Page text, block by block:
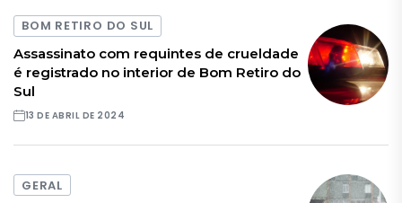
BOM RETIRO DO SUL
Assassinato com requintes de crueldade
é registrado no interior de Bom Retiro do
Sul
13 DE ABRIL DE 2024
GERAL